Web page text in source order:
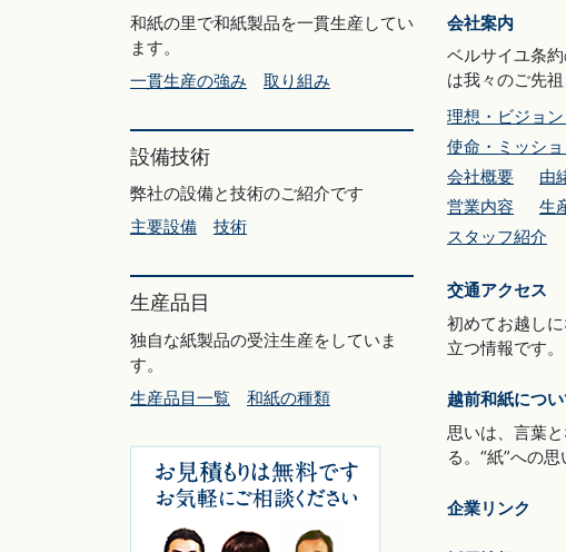
和紙の里で和紙製品を一貫生産してい
ます。
一貫生産の強み
取り組み
設備技術
弊社の設備と技術のご紹介です
主要設備
技術
生産品目
独自な紙製品の受注生産をしていま
す。
生産品目一覧
和紙の種類
会社案内
ベルサイユ条
は我々のご先祖
理想・ビジョ
使命・ミッシ
会社概要
由
営業内容
生
スタッフ紹介
交通アクセス
初めてお越し
立つ情報です。
越前和紙につ
思いは、言葉
る。“紙”への
企業リンク